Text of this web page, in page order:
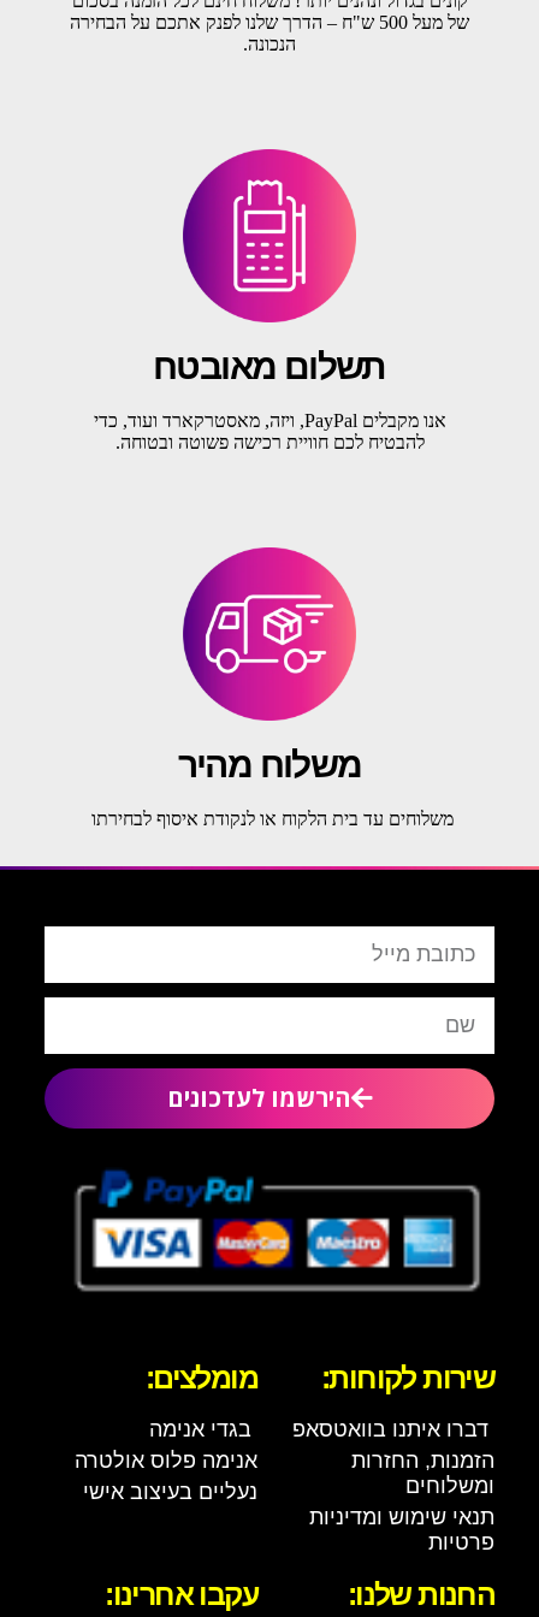
של מעל 500 ש"ח – הדרך שלנו לפנק אתכם על הבחירה
הנכונה.
תשלום מאובטח
אנו מקבלים PayPal, ויזה, מאסטרקארד ועוד, כדי
להבטיח לכם חוויית רכישה פשוטה ובטוחה.
משלוח מהיר
משלוחים עד בית הלקוח או לנקודת איסוף לבחירתו
הירשמו לעדכונים
שירות לקוחות:
דברו איתנו בוואטסאפ
הזמנות, החזרות
ומשלוחים
תנאי שימוש ומדיניות
פרטיות
מומלצים:
בגדי אנימה
אנימה פלוס אולטרה
נעליים בעיצוב אישי
החנות שלנו: עקבו אחרינו: